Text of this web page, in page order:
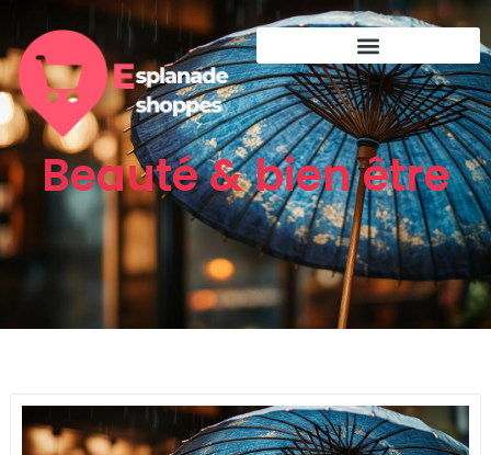
Beauté & bien être